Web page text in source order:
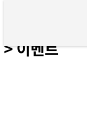
> 이벤트